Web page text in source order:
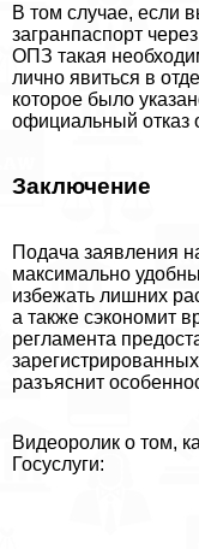
В том случае, если
загранпаспорт
ОПЗ такая
лично явиться в
которое было
официальный отказ
Заключение
Подача заявления
максимально
избежать лишних
а также сэкономит
регламента
разъяснит
Видеоролик о том,
Госуслуги: